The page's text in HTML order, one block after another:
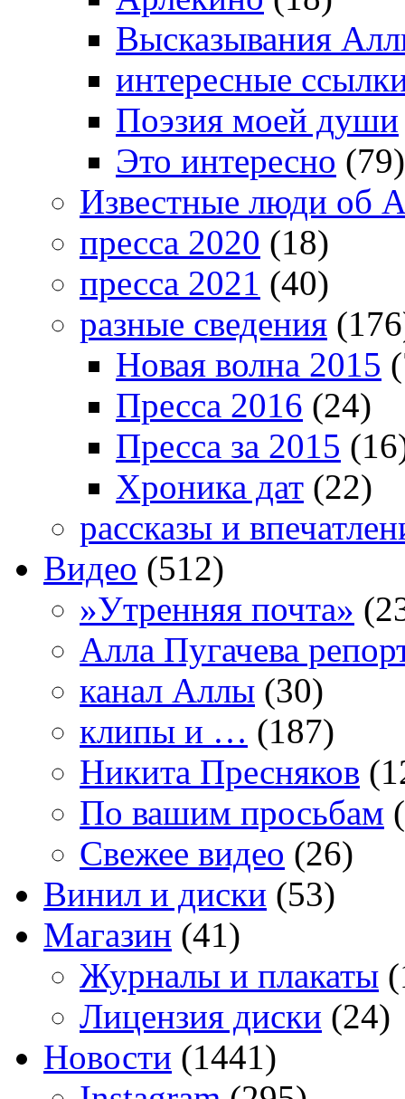
Высказывания
интересные
Поэзия моей души
Это интересно (79)
Известные люди об
пресса 2020 (18)
пресса 2021 (40)
разные сведения
Новая волна 2015
Пресса 2016 (24)
Пресса за 2015
Хроника дат (22)
рассказы и
Видео (512)
»Утренняя почта»
Алла Пугачева
канал Аллы (30)
клипы и … (187)
Никита Пресняков
По вашим просьбам
Свежее видео (26)
Винил и диски (53)
Магазин (41)
Журналы и плакаты
Лицензия диски (24)
Новости (1441)